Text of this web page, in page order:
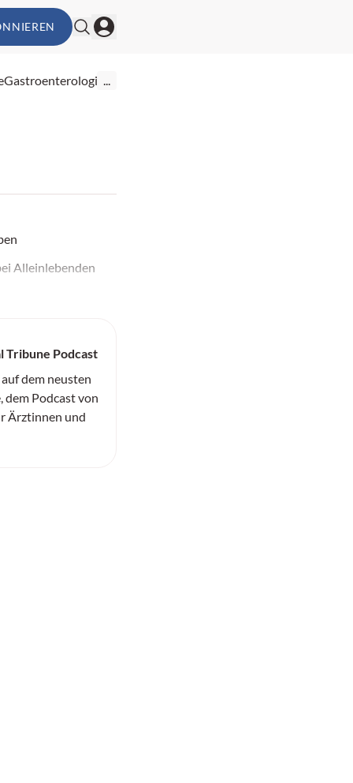
Gastroenterologie...
Alleinlebenden
Tribune Podcast
dem neusten
dem Podcast von
Ärztinnen und